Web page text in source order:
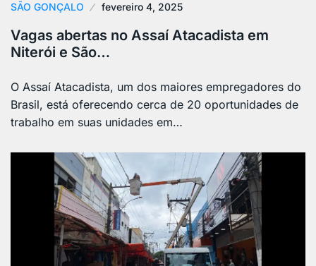
SÃO GONÇALO fevereiro 4, 2025
Vagas abertas no Assaí Atacadista em
Niterói e São…
O Assaí Atacadista, um dos maiores empregadores do
Brasil, está oferecendo cerca de 20 oportunidades de
trabalho em suas unidades em…